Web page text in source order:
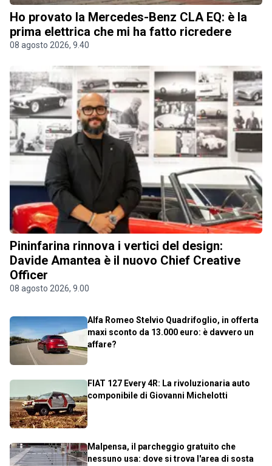
Ho provato la Mercedes-Benz CLA EQ: è la
prima elettrica che mi ha fatto ricredere
08 agosto 2026, 9.40
Pininfarina rinnova i vertici del design:
Davide Amantea è il nuovo Chief Creative
Officer
08 agosto 2026, 9.00
Alfa Romeo Stelvio Quadrifoglio, in offerta
maxi sconto da 13.000 euro: è davvero un
affare?
FIAT 127 Every 4R: La rivoluzionaria auto
componibile di Giovanni Michelotti
Malpensa, il parcheggio gratuito che
nessuno usa: dove si trova l'area di sosta